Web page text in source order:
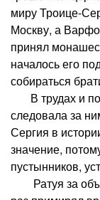
миру Троице-
Москву, а
принял
началось его
собираться
В трудах и
следовала за
Сергия в
значение,
пустынников,
Ратуя за